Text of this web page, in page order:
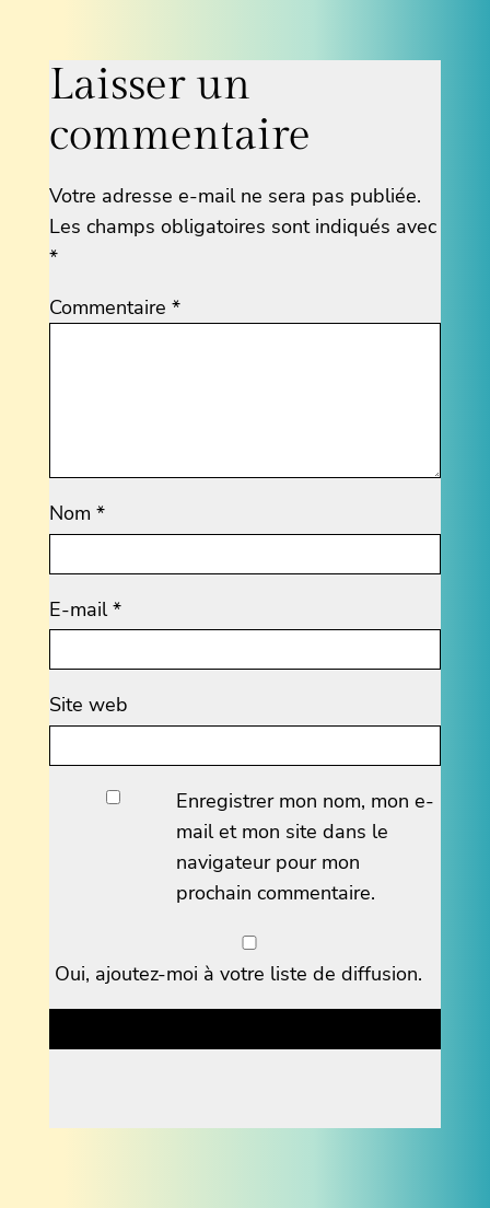
Laisser un
commentaire
Votre adresse e-mail ne sera pas publiée.
Les champs obligatoires sont indiqués avec
*
Commentaire *
Nom *
E-mail*
Site web
Enregistrer mon nom, mon e-
mail et mon site dans le
navigateur pour mon
prochain commentaire.
Oui, ajoutez-moi à votre liste de diffusion.